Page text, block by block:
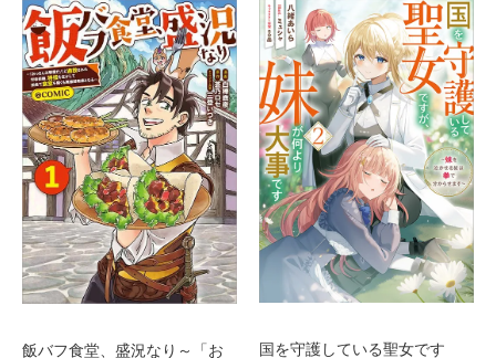
飯バフ食堂、盛況なり～「お
国を守護している聖女です